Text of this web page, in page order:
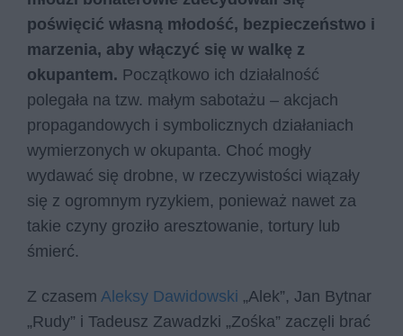
poświęcić własną młodość, bezpieczeństwo i
marzenia, aby włączyć się w walkę z
okupantem. Początkowo ich działalność
polegała na tzw. małym sabotażu – akcjach
propagandowych i symbolicznych działaniach
wymierzonych w okupanta. Choć mogły
wydawać się drobne, w rzeczywistości wiązały
się z ogromnym ryzykiem, ponieważ nawet za
takie czyny groziło aresztowanie, tortury lub
śmierć.
Z czasem Aleksy Dawidowski „Alek”, Jan Bytnar
„Rudy” i Tadeusz Zawadzki „Zośka” zaczęli brać